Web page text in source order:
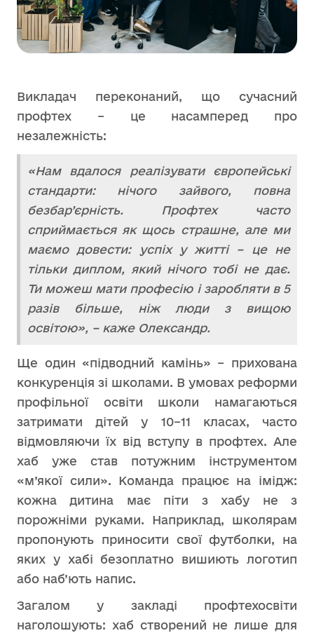
Викладач переконаний, що сучасний
профтех – це насамперед про
незалежність:
«Нам вдалося реалізувати європейські
стандарти: нічого зайвого, повна
безбар’єрність. Профтех часто
сприймається як щось страшне, але ми
маємо довести: успіх у житті – це не
тільки диплом, який нічого тобі не дає.
Ти можеш мати професію і заробляти в 5
разів більше, ніж люди з вищою
освітою», – каже Олександр.
Ще один «підводний камінь» – прихована
конкуренція зі школами. В умовах реформи
профільної освіти школи намагаються
затримати дітей у 10–11 класах, часто
відмовляючи їх від вступу в профтех. Але
хаб уже став потужним інструментом
«м’якої сили». Команда працює на імідж:
кожна дитина має піти з хабу не з
порожніми руками. Наприклад, школярам
пропонують приносити свої футболки, на
яких у хабі безоплатно вишиють логотип
або наб’ють напис.
Загалом у закладі профтехосвіти
наголошують: хаб створений не лише для